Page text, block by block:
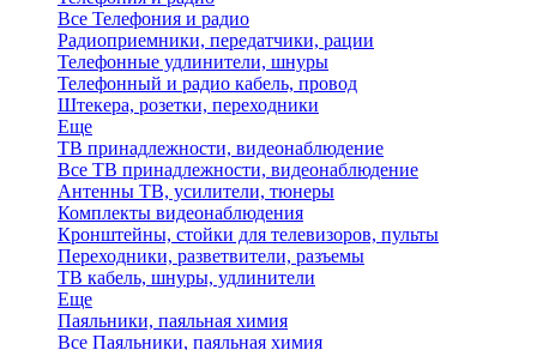
Все Телефония и радио
Радиоприемники, передатчики, рации
Телефонные удлинители, шнуры
Телефонный и радио кабель, провод
Штекера, розетки, переходники
Еще
ТВ принадлежности, видеонаблюдение
Все ТВ принадлежности, видеонаблюдение
Антенны ТВ, усилители, тюнеры
Комплекты видеонаблюдения
Кронштейны, стойки для телевизоров, пульты
Переходники, разветвители, разъемы
ТВ кабель, шнуры, удлинители
Еще
Паяльники, паяльная химия
Все Паяльники, паяльная химия